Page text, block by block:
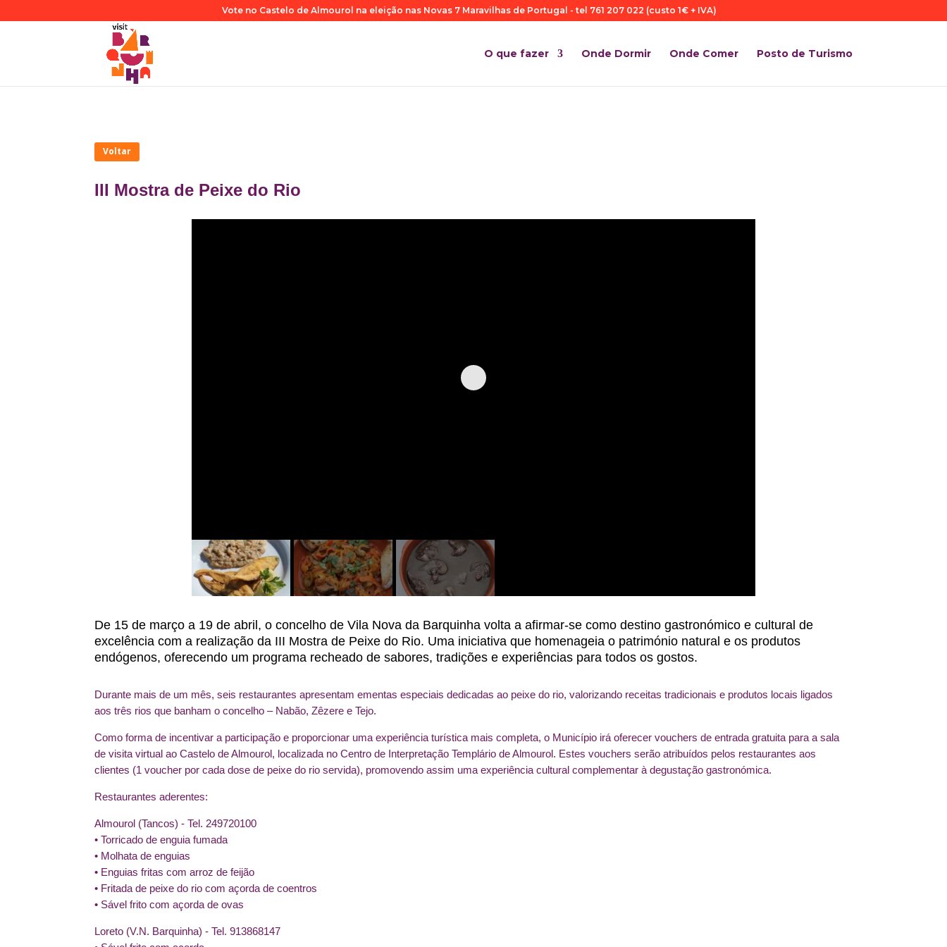
Vote no Castelo de Almourol na eleição nas Novas 7 Maravilhas de Portugal - tel 761 207 022 (custo 1€ + IVA)
O que fazer Onde Dormir Onde Comer Posto de Turismo
Voltar
III Mostra de Peixe do Rio
De 15 de março a 19 de abril, o concelho de Vila Nova da Barquinha volta a afirmar-se como destino gastronómico e cultural de
excelência com a realização da III Mostra de Peixe do Rio. Uma iniciativa que homenageia o património natural e os produtos
endógenos, oferecendo um programa recheado de sabores, tradições e experiências para todos os gostos.
Durante mais de um mês, seis restaurantes apresentam ementas especiais dedicadas ao peixe do rio, valorizando receitas tradicionais e produtos locais ligados
aos três rios que banham o concelho – Nabão, Zêzere e Tejo.
Como forma de incentivar a participação e proporcionar uma experiência turística mais completa, o Município irá oferecer vouchers de entrada gratuita para a sala
de visita virtual ao Castelo de Almourol, localizada no Centro de Interpretação Templário de Almourol. Estes vouchers serão atribuídos pelos restaurantes aos
clientes (1 voucher por cada dose de peixe do rio servida), promovendo assim uma experiência cultural complementar à degustação gastronómica.
Restaurantes aderentes:
Almourol (Tancos) - Tel. 249720100
• Torricado de enguia fumada
• Molhata de enguias
• Enguias fritas com arroz de feijão
• Fritada de peixe do rio com açorda de coentros
• Sável frito com açorda de ovas
Loreto (V.N. Barquinha) - Tel. 913868147